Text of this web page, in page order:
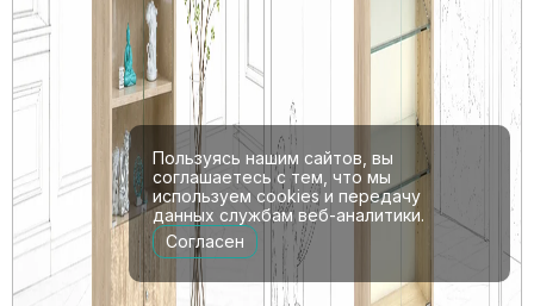
Пользуясь нашим сайтов, вы
соглашаетесь с тем, что мы
используем cookies и передачу
данных службам веб-аналитики.
Согласен